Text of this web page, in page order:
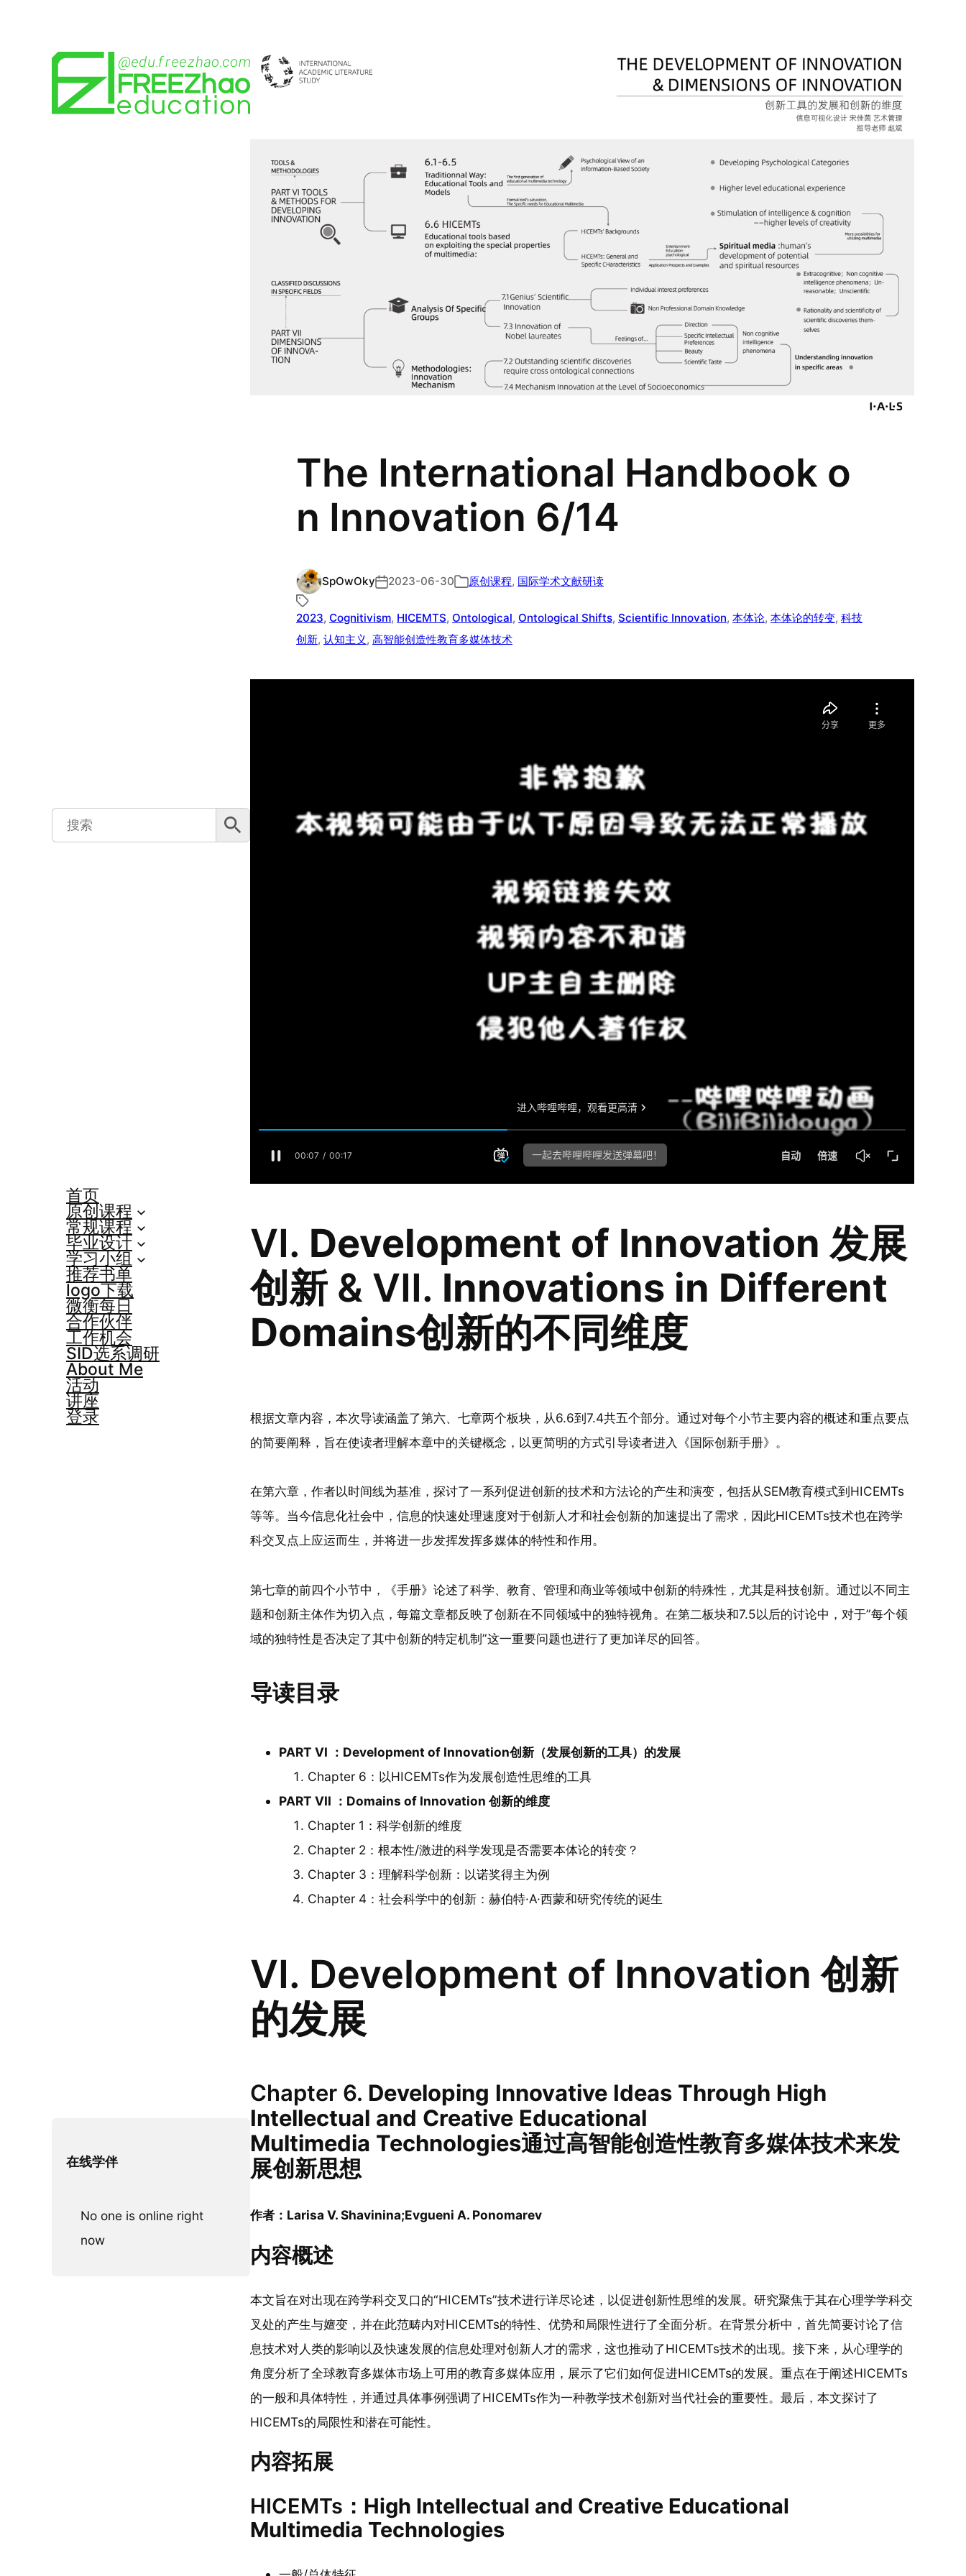
Search
for:
搜索按钮
首页
原创课程
常规课程
毕业设计
学习小组
推荐书单
logo下载
微衡每日
合作伙伴
工作机会
SID选系调研
About Me
活动
讲座
登录
在线学伴
No one is online right
now
The International Handbook o
n Innovation 6/14
SpOwOky 2023-06-30 原创课程, 国际学术文献研读
2023, Cognitivism, HICEMTS, Ontological, Ontological Shifts, Scientific Innovation, 本体论, 本体论的转变, 科技
创新, 认知主义, 高智能创造性教育多媒体技术
VI. Development of Innovation 发展
创新 & VII. Innovations in Different
Domains创新的不同维度
根据文章内容，本次导读涵盖了第六、七章两个板块，从6.6到7.4共五个部分。通过对每个小节主要内容的概述和重点要点
的简要阐释，旨在使读者理解本章中的关键概念，以更简明的方式引导读者进入《国际创新手册》。
在第六章，作者以时间线为基准，探讨了一系列促进创新的技术和方法论的产生和演变，包括从SEM教育模式到HICEMTs
等等。当今信息化社会中，信息的快速处理速度对于创新人才和社会创新的加速提出了需求，因此HICEMTs技术也在跨学
科交叉点上应运而生，并将进一步发挥发挥多媒体的特性和作用。
第七章的前四个小节中，《手册》论述了科学、教育、管理和商业等领域中创新的特殊性，尤其是科技创新。通过以不同主
题和创新主体作为切入点，每篇文章都反映了创新在不同领域中的独特视角。在第二板块和7.5以后的讨论中，对于”每个领
域的独特性是否决定了其中创新的特定机制”这一重要问题也进行了更加详尽的回答。
导读目录
PART VI ：Development of Innovation创新（发展创新的工具）的发展
Chapter 6：以HICEMTs作为发展创造性思维的工具
PART VII ：Domains of Innovation 创新的维度
Chapter 1：科学创新的维度
Chapter 2：根本性/激进的科学发现是否需要本体论的转变？
Chapter 3：理解科学创新：以诺奖得主为例
Chapter 4：社会科学中的创新：赫伯特·A·西蒙和研究传统的诞生
VI. Development of Innovation 创新
的发展
Chapter 6. Developing Innovative Ideas Through High
Intellectual and Creative Educational
Multimedia Technologies通过高智能创造性教育多媒体技术来发
展创新思想
作者：Larisa V. Shavinina;Evgueni A. Ponomarev
内容概述
本文旨在对出现在跨学科交叉口的“HICEMTs”技术进行详尽论述，以促进创新性思维的发展。研究聚焦于其在心理学学科交
叉处的产生与嬗变，并在此范畴内对HICEMTs的特性、优势和局限性进行了全面分析。在背景分析中，首先简要讨论了信
息技术对人类的影响以及快速发展的信息处理对创新人才的需求，这也推动了HICEMTs技术的出现。接下来，从心理学的
角度分析了全球教育多媒体市场上可用的教育多媒体应用，展示了它们如何促进HICEMTs的发展。重点在于阐述HICEMTs
的一般和具体特性，并通过具体事例强调了HICEMTs作为一种教学技术创新对当代社会的重要性。最后，本文探讨了
HICEMTs的局限性和潜在可能性。
内容拓展
HICEMTs： High Intellectual and Creative Educational
Multimedia Technologies